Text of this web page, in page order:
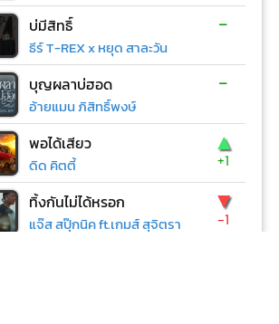
บ่มีสิทธิ์
ธีร์ T-REX x หยุด สาละวัน
-
บุญผลาบ่ฮอด
อ้ายแมน ภิสิทธิ์พงษ์
-
พอได้เสียว
ดิด คิตตี้
▲
+1
ทิ้งกันไม่ได้หรอก
แจ๊ส สปุ๊กนิค ft.เกมส์ สุจิตรา
▼
-1